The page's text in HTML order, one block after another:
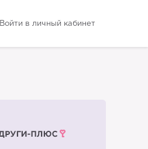
Войти в личный кабинет